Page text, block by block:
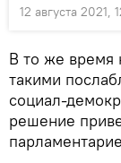
12 августа 2021,
В то же время
такими
социал-
решение